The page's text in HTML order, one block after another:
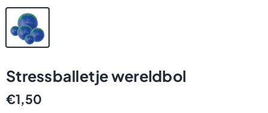
Stressballetje wereldbol
€1,50